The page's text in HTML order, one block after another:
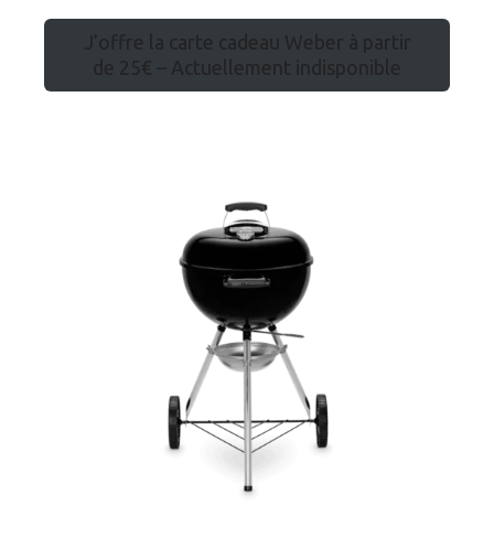
J’offre la carte cadeau Weber à partir
de 25€ – Actuellement indisponible